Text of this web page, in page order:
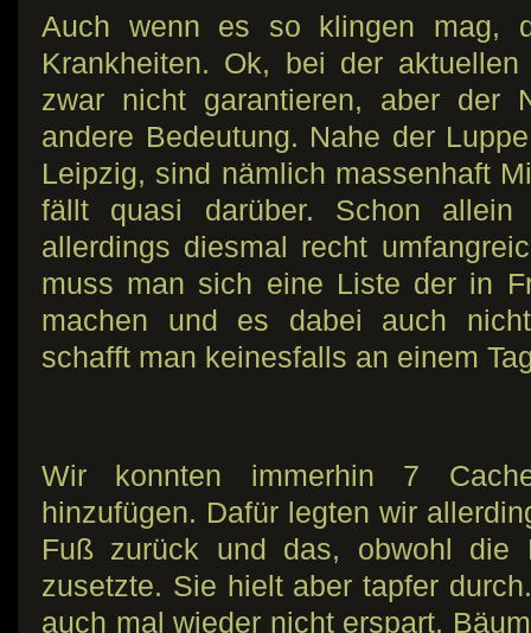
Auch wenn es so klingen mag,
Krankheiten. Ok, bei der
zwar nicht garantieren, aber der
andere Bedeutung. Nahe der
Leipzig, sind nämlich massenhaft
fällt quasi darüber. Schon allein
allerdings diesmal recht
muss man sich eine Liste der in
machen und es dabei auch
schafft man keinesfalls an einem
Wir konnten immerhin 7
hinzufügen. Dafür legten wir
Fuß zurück und das, obwohl die
zusetzte. Sie hielt aber tapfer
auch mal wieder nicht erspart,